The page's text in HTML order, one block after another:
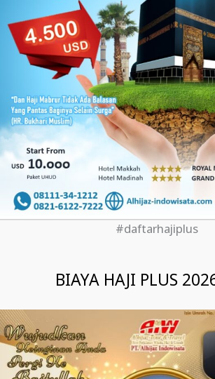
#daftarhajiplus
BIAYA HAJI PLUS